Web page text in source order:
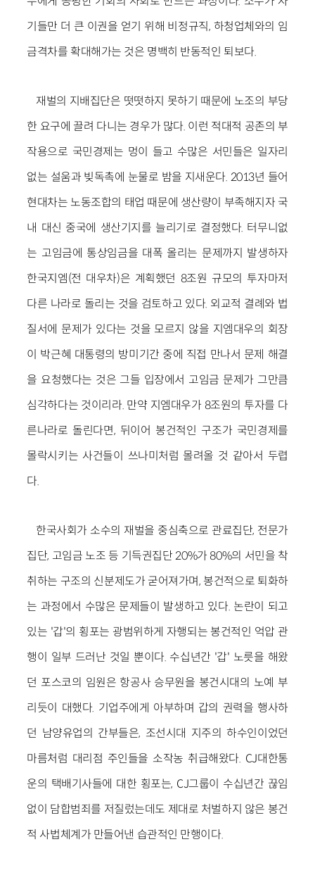
기들만 더 큰 이권을 얻기 위해 비정규직, 하청업체와의 임
금격차를 확대해가는 것은 명백히 반동적인 퇴보다.
재벌의 지배집단은 떳떳하지 못하기 때문에 노조의 부당
한 요구에 끌려 다니는 경우가 많다. 이런 적대적 공존의 부
작용으로 국민경제는 멍이 들고 수많은 서민들은 일자리
없는 설움과 빚독촉에 눈물로 밤을 지새운다. 2013년 들어
현대차는 노동조합의 태업 때문에 생산량이 부족해지자 국
내 대신 중국에 생산기지를 늘리기로 결정했다. 터무니없
는 고임금에 통상임금을 대폭 올리는 문제까지 발생하자
한국지엠(전 대우차)은 계획했던 8조원 규모의 투자마저
다른 나라로 돌리는 것을 검토하고 있다. 외교적 결례와 법
질서에 문제가 있다는 것을 모르지 않을 지엠대우의 회장
이 박근혜 대통령의 방미기간 중에 직접 만나서 문제 해결
을 요청했다는 것은 그들 입장에서 고임금 문제가 그만큼
심각하다는 것이리라. 만약 지엠대우가 8조원의 투자를 다
른나라로 돌린다면, 뒤이어 봉건적인 구조가 국민경제를
몰락시키는 사건들이 쓰나미처럼 몰려올 것 같아서 두렵
다.
한국사회가 소수의 재벌을 중심축으로 관료집단, 전문가
집단, 고임금 노조 등 기득권집단 20%가 80%의 서민을 착
취하는 구조의 신분제도가 굳어져가며, 봉건적으로 퇴화하
는 과정에서 수많은 문제들이 발생하고 있다. 논란이 되고
있는 '갑'의 횡포는 광범위하게 자행되는 봉건적인 억압 관
행이 일부 드러난 것일 뿐이다. 수십년간 '갑' 노릇을 해왔
던 포스코의 임원은 항공사 승무원을 봉건시대의 노예 부
리듯이 대했다. 기업주에게 아부하며 갑의 권력을 행사하
던 남양유업의 간부들은, 조선시대 지주의 하수인이었던
마름처럼 대리점 주인들을 소작농 취급해왔다. CJ대한통
운의 택배기사들에 대한 횡포는, CJ그룹이 수십년간 끊임
없이 담합범죄를 저질렀는데도 제대로 처벌하지 않은 봉건
적 사법체계가 만들어낸 습관적인 만행이다.